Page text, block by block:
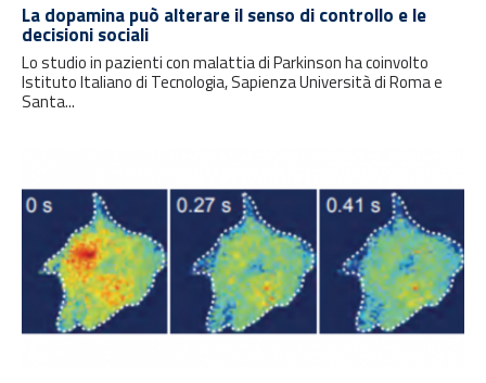
La dopamina può alterare il senso di controllo e le
decisioni sociali
Lo studio in pazienti con malattia di Parkinson ha coinvolto
Istituto Italiano di Tecnologia, Sapienza Università di Roma e
Santa...